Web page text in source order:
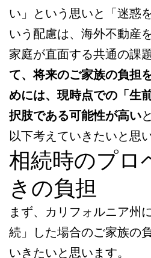
い」という思いと「迷惑
いう配慮は、海外不動産
家庭が直面する共通の課
て、将来のご家族の負担
めには、現時点での「生
択肢である可能性が高い
以下考えていきたいと思
相続時のプロ
きの負担
まず、カリフォルニア州
続」した場合のご家族の
いきたいと思います。